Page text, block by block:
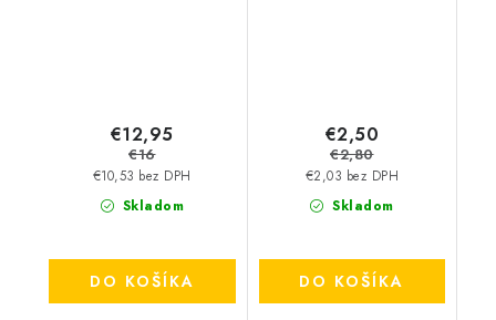
Skladom
€10,53 bez DPH
€12,95
€16
DO KOŠÍKA
Skladom
€2,03 bez DPH
€2,50
€2,80
DO KOŠÍKA